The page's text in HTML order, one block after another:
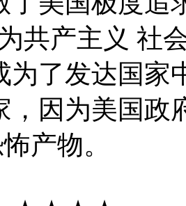
共产主义 社
为了发达国家
，因为美国政
产物。